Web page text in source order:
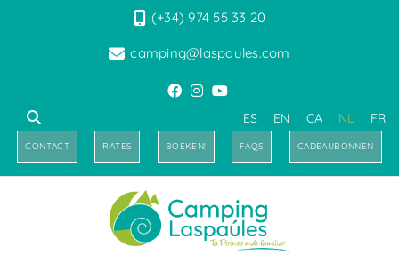
(+34) 974 55 33 20
camping@laspaules.com
ES EN CA NL FR
CONTACT RATES BOEKEN! FAQS CADEAUBONNEN